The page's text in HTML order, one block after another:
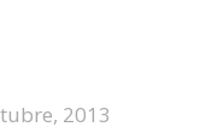
2013